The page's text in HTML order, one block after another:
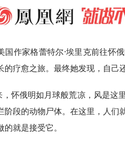
国作家格蕾特尔·埃里克前往怀
的疗愈之旅。最终她发现，自己
怀俄明如月球般荒凉，风是这
阶段的动物尸体。在这里，人们
就是接受它。